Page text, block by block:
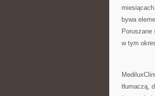
bywa
w tym
tłumaczą,